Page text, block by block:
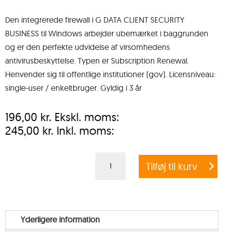
Den integrerede firewall i G DATA CLIENT SECURITY
BUSINESS til Windows arbejder ubemærket i baggrunden
og er den perfekte udvidelse af virsomhedens
antivirusbeskyttelse. Typen er Subscription Renewal.
Henvender sig til offentlige institutioner (gov). Licensniveau:
single-user / enkeltbruger. Gyldig i 3 år
196,00 kr. Ekskl. moms:
245,00 kr. Inkl. moms:
BUSINESS
–
Tilføj til kurv
Yderligere information